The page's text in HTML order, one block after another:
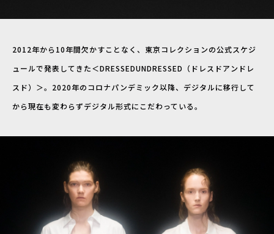
2012年から10年間欠かすことなく、東京コレクションの公式スケジ
ュールで発表してきた＜DRESSEDUNDRESSED（ドレスドアンドレ
スド）＞。2020年のコロナパンデミック以降、デジタルに移行して
から現在も変わらずデジタル形式にこだわっている。